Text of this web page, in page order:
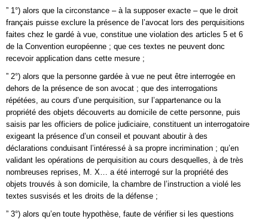
” 1°) alors que la circonstance – à la supposer exacte – que le droit
français puisse exclure la présence de l’avocat lors des perquisitions
faites chez le gardé à vue, constitue une violation des articles 5 et 6
de la Convention européenne ; que ces textes ne peuvent donc
recevoir application dans cette mesure ;
” 2°) alors que la personne gardée à vue ne peut être interrogée en
dehors de la présence de son avocat ; que des interrogations
répétées, au cours d’une perquisition, sur l’appartenance ou la
propriété des objets découverts au domicile de cette personne, puis
saisis par les officiers de police judiciaire, constituent un interrogatoire
exigeant la présence d’un conseil et pouvant aboutir à des
déclarations conduisant l’intéressé à sa propre incrimination ; qu’en
validant les opérations de perquisition au cours desquelles, à de très
nombreuses reprises, M. X… a été interrogé sur la propriété des
objets trouvés à son domicile, la chambre de l’instruction a violé les
textes susvisés et les droits de la défense ;
” 3°) alors qu’en toute hypothèse, faute de vérifier si les questions